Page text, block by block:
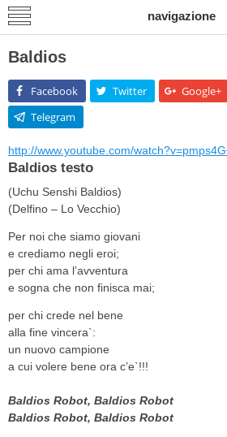
navigazione
Baldios
Facebook Twitter Google+
Telegram
http://www.youtube.com/
Baldios testo
(Uchu Senshi Baldios)
(Delfino – Lo Vecchio)
Per noi che siamo giovani
e crediamo negli eroi;
per chi ama l’avventura
e sogna che non finisca mai;
per chi crede nel bene
alla fine vincera`:
un nuovo campione
a cui volere bene ora c’e`!!!
Baldios Robot, Baldios Robot
Baldios Robot, Baldios Robot